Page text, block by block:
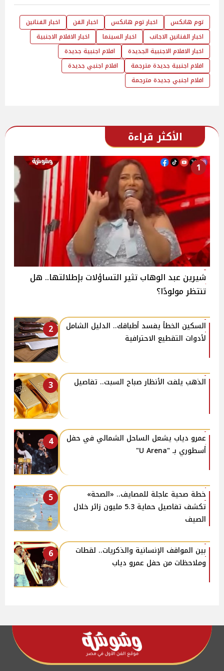
توم هانكس اخبار توم هانكس اخبار الفن
اخبار الفنانين
اخبار الفنانين الاجانب
اخبار السينما
اخبار الافلام الاجنبية
اخبار الافلام الاجنبية الجديدة
افلام اجنبية جديدة
افلام اجنبية جديدة مترجمة
افلام اجنبي جديدة
افلام اجنبي جديدة مترجمة
الأكثر قراءة
1
شيرين عبد الوهاب تثير التساؤلات بإطلالتها.. هل
تنتظر مولودًا؟
2
السكين الخطأ يفسد أطباقك.. الدليل الشامل
لأدوات التقطيع الاحترافية
3 الذهب يلفت الأنظار صباح السبت.. تفاصيل
4
عمرو دياب يشعل الساحل الشمالي في حفل
أسطوري بـ "U Arena"
5
خطة صحية عاجلة للمصايف.. «الصحة»
تكشف تفاصيل حماية 5.3 مليون زائر خلال
الصيف
6
بين المواقف الإنسانية والذكريات.. لقطات
وملاحظات من حفل عمرو دياب